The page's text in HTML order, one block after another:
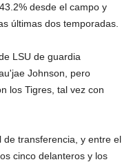
desde el campo y
últimas dos temporadas.
LSU de guardia
Johnson, pero
los Tigres, tal vez con
de transferencia, y entre el
cinco delanteros y los